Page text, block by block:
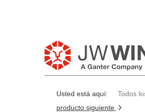
Usted está aquí: Todos
producto siguiente